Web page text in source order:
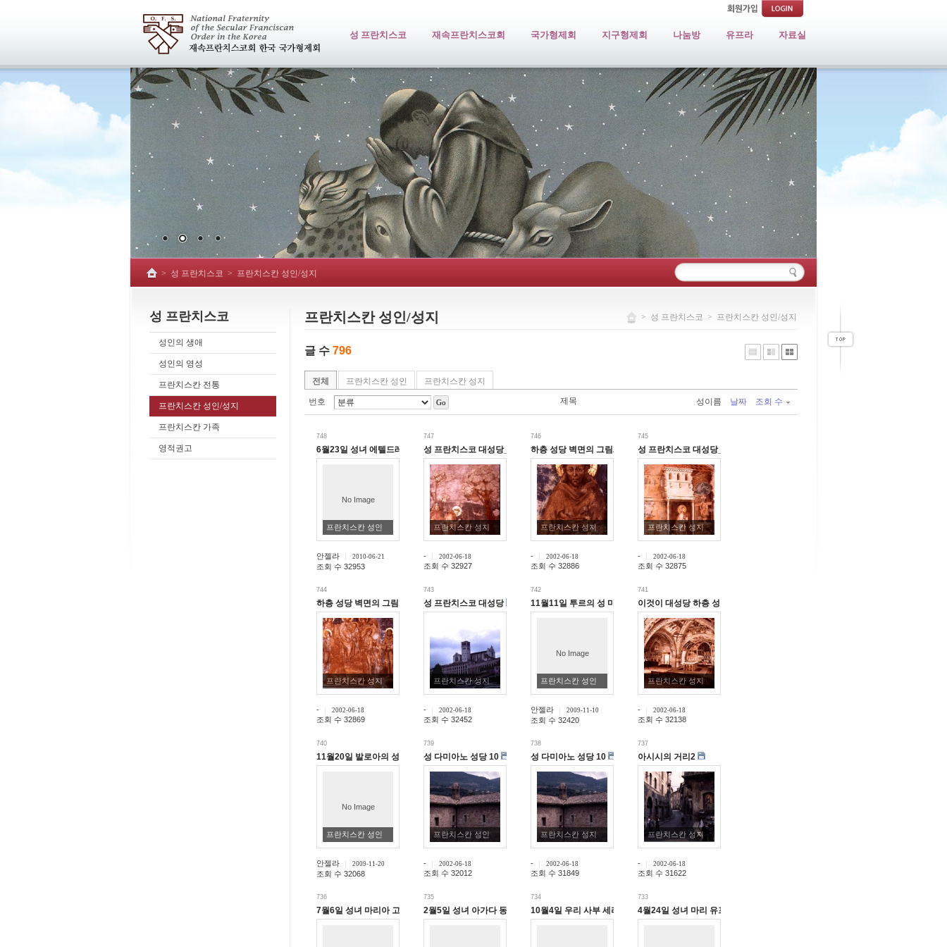
성 프란치스코 재속프란치스코회 국가형제회 지구형제회 나눔방 유프라 자료실
> 성 프란치스코 > 프란치스칸 성인/성지
프란치스칸 성인/성지 > 성 프란치스코 > 프란치스칸 성인/성지
글 수 796
전체 프란치스칸 성인 프란치스칸 성지
번호 Go 제목 성이름 날짜 조회 수
748
6월23일 성녀 에텔드레다(오드리)아빠티사♬Sanctus-Angel
No Image
프란치스칸 성인
안젤라 2010-06-21
조회 수 32953
747
성 프란치스코 대성당_내부풍경3
프란치스칸 성지
- 2002-06-18
조회 수 32927
746
하층 성당 벽면의 그림2
프란치스칸 성지
- 2002-06-18
조회 수 32886
745
성 프란치스코 대성당_내부풍경1
프란치스칸 성지
- 2002-06-18
조회 수 32875
744
하층 성당 벽면의 그림1
프란치스칸 성지
- 2002-06-18
조회 수 32869
743
성 프란치스코 대성당
프란치스칸 성지
- 2002-06-18
조회 수 32452
742
11월11일 투르의 성 마르티노 주교
No Image
프란치스칸 성인
안젤라 2009-11-10
조회 수 32420
741
이것이 대성당 하층 성당 모습입니다
프란치스칸 성지
- 2002-06-18
조회 수 32138
740
11월20일 발로아의 성 펠릭스
No Image
프란치스칸 성인
안젤라 2009-11-20
조회 수 32068
739
성 다미아노 성당 10
프란치스칸 성인
- 2002-06-18
조회 수 32012
738
성 다미아노 성당 10
프란치스칸 성지
- 2002-06-18
조회 수 31849
737
아시시의 거리2
프란치스칸 성지
- 2002-06-18
조회 수 31622
736
7월6일 성녀 마리아 고레티 동정♬Lauda Sion - monastic chants
735
2월5일 성녀 아가다 동정 순교자
734
10월4일 우리 사부 세라핌적 성 프란치스코 대축일
733
4월24일 성녀 마리 유프라시아 펠티에♬The Load is my Shephed
성 프란치스코
성인의 생애
성인의 영성
프란치스칸 전통
프란치스칸 성인/성지
프란치스칸 가족
영적권고